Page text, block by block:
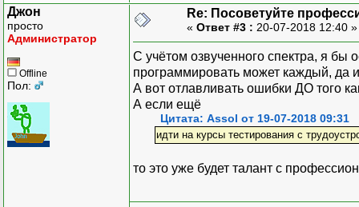
Джон
просто
Администратор
Offline
Пол:
Re: Посоветуйте
« Ответ #3 : 20-07-2018 12:40
С учётом озвученного спектра, я бы
программировать может каждый, да
А вот отлавливать ошибки ДО того
А если ещё
Цитата: Assol от 19-07-2018 09:31
идти на курсы тестирования с
то это уже будет талант с